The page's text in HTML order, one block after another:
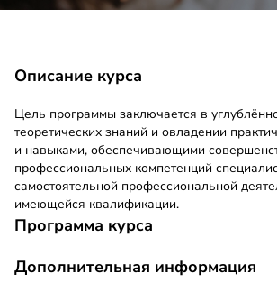
Описание курса
Цель программы заключается в
теоретических знаний и овладении
и навыками, обеспечивающими
профессиональных компетенций
самостоятельной профессиональной
имеющейся квалификации.
Программа курса
Дополнительная информация